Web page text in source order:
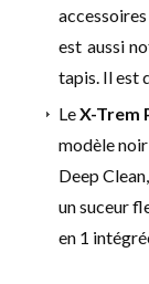
est aussi
tapis. Il est
LeX-Trem
modèle
Deep
un suceur
en 1